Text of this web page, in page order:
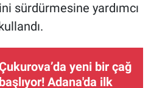
sürdürmesine yardımcı
yeni bir çağ
başlıyor! Adana'da ilk